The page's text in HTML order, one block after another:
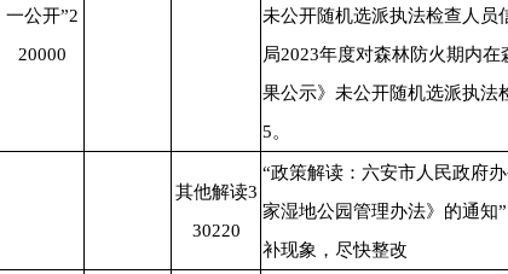
一公开”2
20000
未公开随机选派执法检查人员
局2023年度对森林防火期内
果公示》未公开随机选派执法
5。
其他解读3
30220
“政策解读：六安市人民政府
家湿地公园管理办法》的通知
补现象，尽快整改